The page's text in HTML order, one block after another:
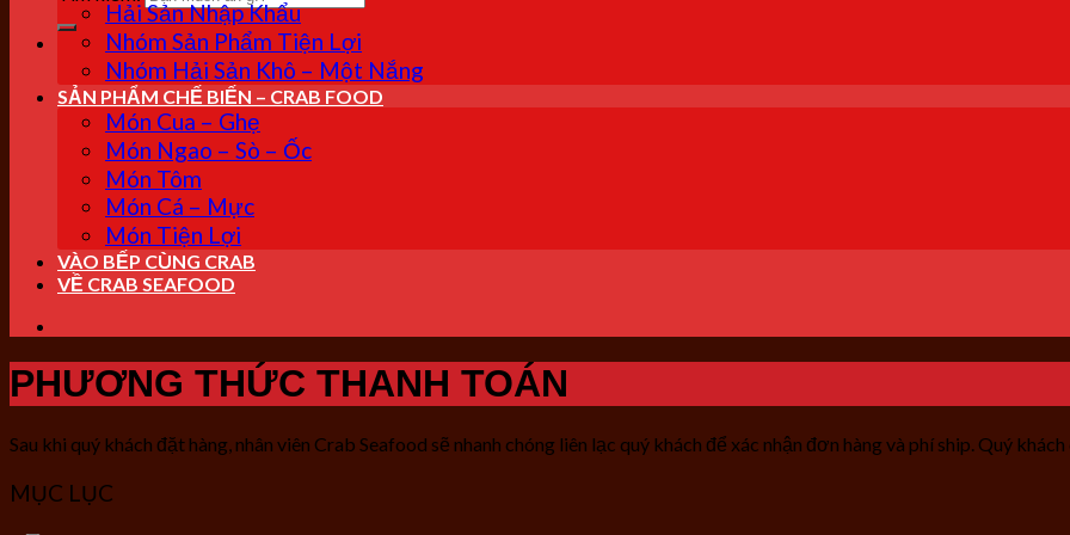
Hải Sản Nhập Khẩu
Nhóm Sản Phẩm Tiện Lợi
Nhóm Hải Sản Khô – Một Nắng
SẢN PHẨM CHẾ BIẾN – CRAB FOOD
Món Cua – Ghẹ
Món Ngao – Sò – Ốc
Món Tôm
Món Cá – Mực
Món Tiện Lợi
VÀO BẾP CÙNG CRAB
VỀ CRAB SEAFOOD
PHƯƠNG THỨC THANH TOÁN
Sau khi quý khách đặt hàng, nhân viên Crab Seafood sẽ nhanh chóng liên lạc quý khách để xác nhận đơn hàng và phí ship. Quý
MỤC LỤC